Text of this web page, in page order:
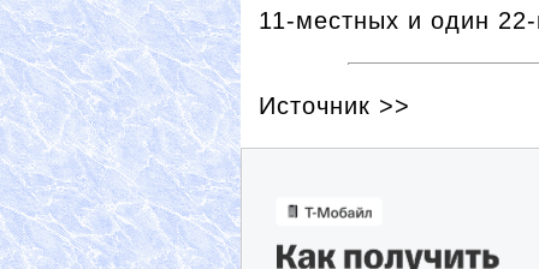
11-местных и один
Источник >>